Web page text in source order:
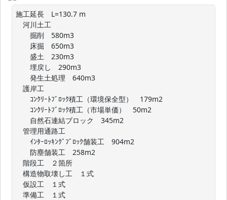
施工延長　L=130.7 m
河川土工
掘削　580m3
床掘　650m3
盛土　230m3
埋戻し　290m3
発生土処理　640m3
護岸工
ｺﾝｸﾘｰﾄﾌﾞﾛｯｸ積工（環境保全型）　179m2
ｺﾝｸﾘｰﾄﾌﾞﾛｯｸ積工（市場単価）　50m2
自然石連結ブロック　345m2
管理用通路工
ｲﾝﾀｰﾛｯｷﾝｸﾞﾌﾞﾛｯｸ舗装工　904m2
防塵舗装工　258m2
階段工　２箇所
構造物取壊し工　１式
仮設工　１式
準備工　１式